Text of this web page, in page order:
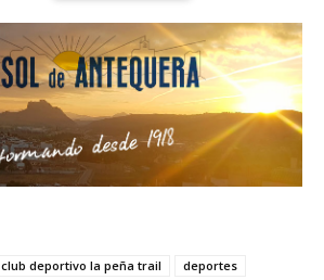
club deportivo la peña trail
deportes